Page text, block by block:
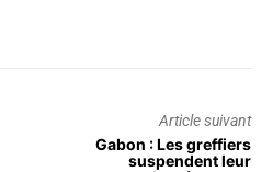
Article suivant
Gabon : Les greffiers
suspendent leur